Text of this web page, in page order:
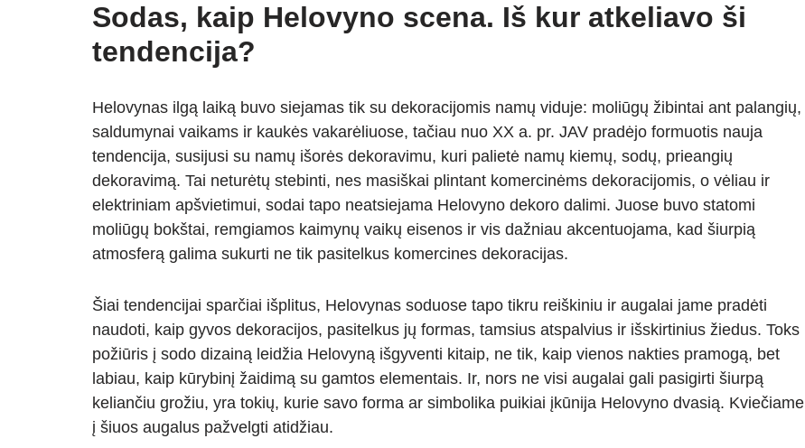
Sodas, kaip Helovyno scena. Iš kur atkeliavo ši
tendencija?
Helovynas ilgą laiką buvo siejamas tik su dekoracijomis namų viduje: moliūgų žibintai ant palangių,
saldumynai vaikams ir kaukės vakarėliuose, tačiau nuo XX a. pr. JAV pradėjo formuotis nauja
tendencija, susijusi su namų išorės dekoravimu, kuri palietė namų kiemų, sodų, prieangių
dekoravimą. Tai neturėtų stebinti, nes masiškai plintant komercinėms dekoracijomis, o vėliau ir
elektriniam apšvietimui, sodai tapo neatsiejama Helovyno dekoro dalimi. Juose buvo statomi
moliūgų bokštai, remgiamos kaimynų vaikų eisenos ir vis dažniau akcentuojama, kad šiurpią
atmosferą galima sukurti ne tik pasitelkus komercines dekoracijas.
Šiai tendencijai sparčiai išplitus, Helovynas soduose tapo tikru reiškiniu ir augalai jame pradėti
naudoti, kaip gyvos dekoracijos, pasitelkus jų formas, tamsius atspalvius ir išskirtinius žiedus. Toks
požiūris į sodo dizainą leidžia Helovyną išgyventi kitaip, ne tik, kaip vienos nakties pramogą, bet
labiau, kaip kūrybinį žaidimą su gamtos elementais. Ir, nors ne visi augalai gali pasigirti šiurpą
keliančiu grožiu, yra tokių, kurie savo forma ar simbolika puikiai įkūnija Helovyno dvasią. Kviečiame
į šiuos augalus pažvelgti atidžiau.